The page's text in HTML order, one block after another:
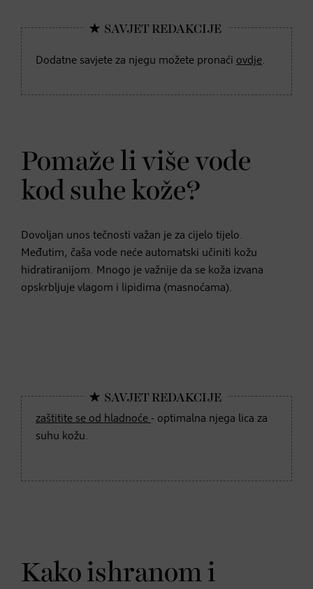
Dodatne savjete za njegu možete pronaći ovdje.
Pomaže li više vode
kod suhe kože?
Dovoljan unos tečnosti važan je za cijelo tijelo.
Međutim, čaša vode neće automatski učiniti kožu
hidratiranijom. Mnogo je važnije da se koža izvana
opskrbljuje vlagom i lipidima (masnoćama).
zaštitite se od hladnoće - optimalna njega lica za
suhu kožu.
Kako ishranom i